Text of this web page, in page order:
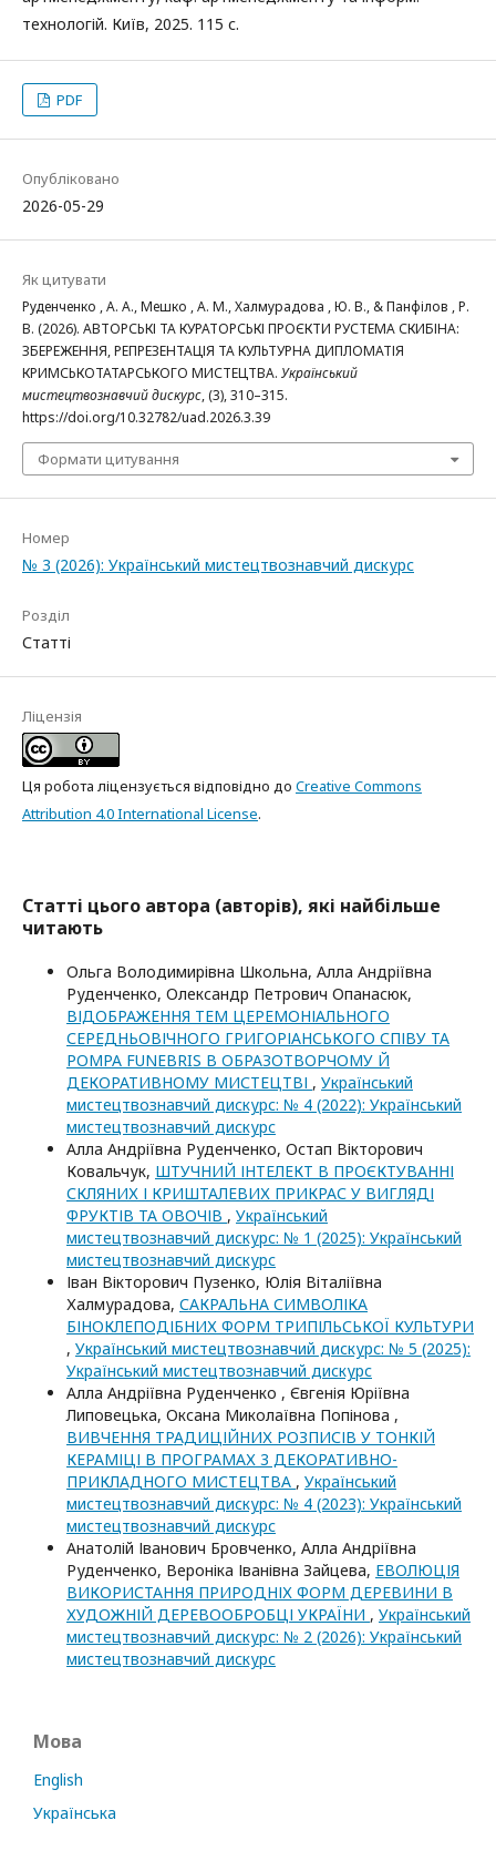
технологій. Київ, 2025. 115 с.
PDF
Опубліковано
2026-05-29
Як цитувати
Руденченко , А. А., Мешко , А. М., Халмурадова , Ю. В., & Панфілов , Р.
В. (2026). АВТОРСЬКІ ТА КУРАТОРСЬКІ ПРОЄКТИ РУСТЕМА СКИБІНА:
ЗБЕРЕЖЕННЯ, РЕПРЕЗЕНТАЦІЯ ТА КУЛЬТУРНА ДИПЛОМАТІЯ
КРИМСЬКОТАТАРСЬКОГО МИСТЕЦТВА. Український
мистецтвознавчий дискурс, (3), 310–315.
https://doi.org/10.32782/uad.2026.3.39
Формати цитування
Номер
№ 3 (2026): Український мистецтвознавчий дискурс
Розділ
Статті
Ліцензія
Ця робота ліцензується відповідно до Creative Commons
Attribution 4.0 International License.
Статті цього автора (авторів), які найбільше
читають
Ольга Володимирівна Школьна, Алла Андріївна
Руденченко, Олександр Петрович Опанасюк,
ВІДОБРАЖЕННЯ ТЕМ ЦЕРЕМОНІАЛЬНОГО
СЕРЕДНЬОВІЧНОГО ГРИГОРІАНСЬКОГО СПІВУ ТА
POMPA FUNEBRIS В ОБРАЗОТВОРЧОМУ Й
ДЕКОРАТИВНОМУ МИСТЕЦТВІ , Український
мистецтвознавчий дискурс: № 4 (2022): Український
мистецтвознавчий дискурс
Алла Андріївна Руденченко, Остап Вікторович
Ковальчук, ШТУЧНИЙ ІНТЕЛЕКТ В ПРОЄКТУВАННІ
СКЛЯНИХ І КРИШТАЛЕВИХ ПРИКРАС У ВИГЛЯДІ
ФРУКТІВ ТА ОВОЧІВ , Український
мистецтвознавчий дискурс: № 1 (2025): Український
мистецтвознавчий дискурс
Іван Вікторович Пузенко, Юлія Віталіївна
Халмурадова, САКРАЛЬНА СИМВОЛІКА
БІНОКЛЕПОДІБНИХ ФОРМ ТРИПІЛЬСЬКОЇ КУЛЬТУРИ
, Український мистецтвознавчий дискурс: № 5 (2025):
Український мистецтвознавчий дискурс
Алла Андріївна Руденченко , Євгенія Юріївна
Липовецька, Оксана Миколаївна Попінова ,
ВИВЧЕННЯ ТРАДИЦІЙНИХ РОЗПИСІВ У ТОНКІЙ
КЕРАМІЦІ В ПРОГРАМАХ 3 ДЕКОРАТИВНО-
ПРИКЛАДНОГО МИСТЕЦТВА , Український
мистецтвознавчий дискурс: № 4 (2023): Український
мистецтвознавчий дискурс
Анатолій Іванович Бровченко, Алла Андріївна
Руденченко, Вероніка Іванівна Зайцева, ЕВОЛЮЦІЯ
ВИКОРИСТАННЯ ПРИРОДНІХ ФОРМ ДЕРЕВИНИ В
ХУДОЖНІЙ ДЕРЕВООБРОБЦІ УКРАЇНИ , Український
мистецтвознавчий дискурс: № 2 (2026): Український
мистецтвознавчий дискурс
Мова
English
Українська